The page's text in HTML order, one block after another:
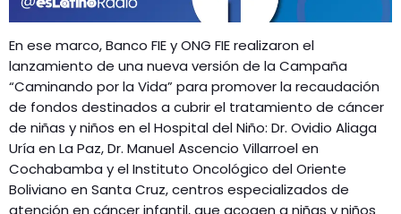
En ese marco, Banco FIE y ONG FIE realizaron el
lanzamiento de una nueva versión de la Campaña
“Caminando por la Vida” para promover la recaudación
de fondos destinados a cubrir el tratamiento de cáncer
de niñas y niños en el Hospital del Niño: Dr. Ovidio Aliaga
Uría en La Paz, Dr. Manuel Ascencio Villarroel en
Cochabamba y el Instituto Oncológico del Oriente
Boliviano en Santa Cruz, centros especializados de
atención en cáncer infantil, que acogen a niñas y niños